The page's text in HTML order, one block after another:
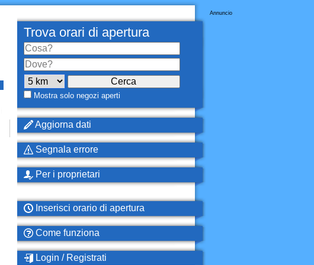
Annuncio
Trova orari di apertura
Mostra solo negozi aperti
Aggiorna dati
Segnala errore
Per i proprietari
Inserisci orario di apertura
Come funziona
Login / Registrati